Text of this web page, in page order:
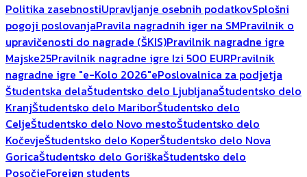
Politika zasebnostiUpravljanje osebnih podatkovSplošni
pogoji poslovanjaPravila nagradnih iger na SMPravilnik o
upravičenosti do nagrade (ŠKIS)Pravilnik nagradne igre
Majske25Pravilnik nagradne igre Izi 500 EURPravilnik
nagradne igre "e-Kolo 2026"ePoslovalnica za podjetja
Študentska delaŠtudentsko delo LjubljanaŠtudentsko delo
KranjŠtudentsko delo MariborŠtudentsko delo
CeljeŠtudentsko delo Novo mestoŠtudentsko delo
KočevjeŠtudentsko delo KoperŠtudentsko delo Nova
GoricaŠtudentsko delo GoriškaŠtudentsko delo
PosočjeForeign students